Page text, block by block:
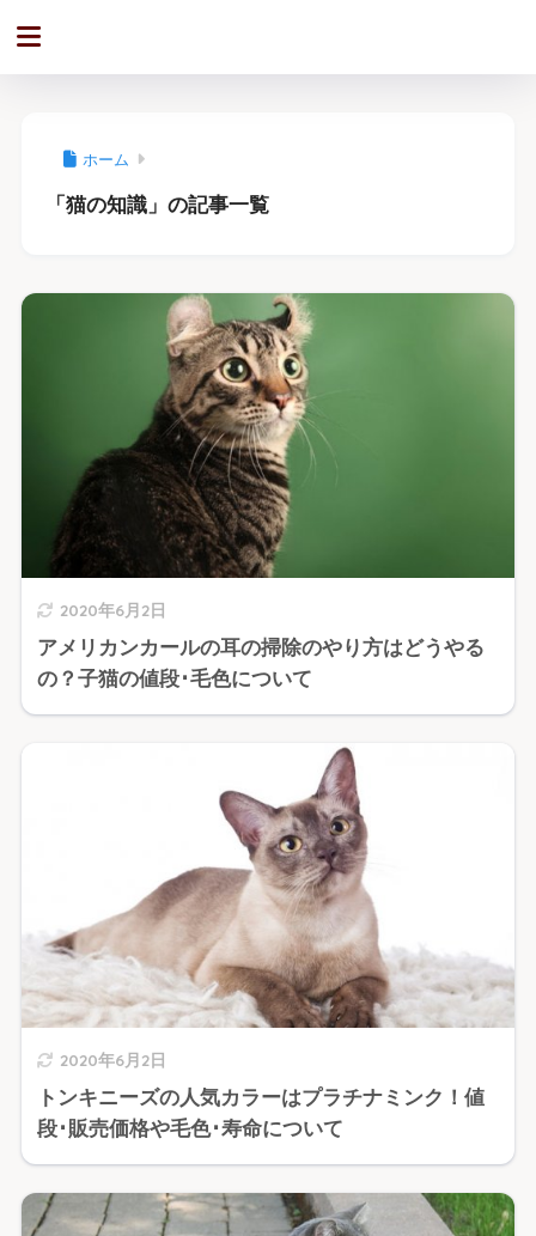
ホーム
「猫の知識」の記事一覧
2020年6月2日
アメリカンカールの耳の掃除のやり方はどうやる
の？子猫の値段･毛色について
2020年6月2日
トンキニーズの人気カラーはプラチナミンク！値
段･販売価格や毛色･寿命について